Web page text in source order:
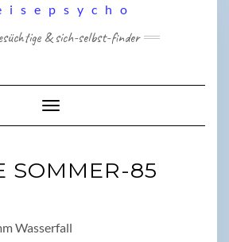
& sich-selbst-finder
Toggle Navigation
SOMMER-85